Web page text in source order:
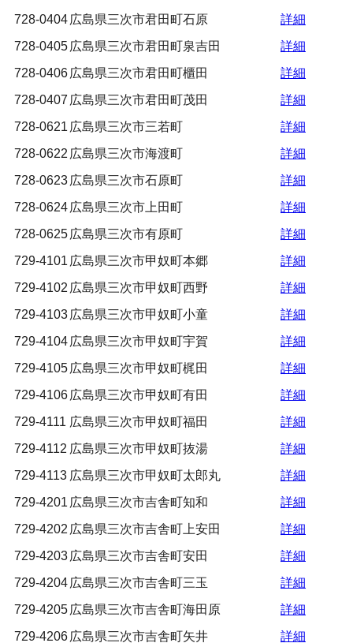
728-0404 広島県三次市君田町石原
詳細
728-0405 広島県三次市君田町泉吉田
詳細
728-0406 広島県三次市君田町櫃田
詳細
728-0407 広島県三次市君田町茂田
詳細
728-0621 広島県三次市三若町
詳細
728-0622 広島県三次市海渡町
詳細
728-0623 広島県三次市石原町
詳細
728-0624 広島県三次市上田町
詳細
728-0625 広島県三次市有原町
詳細
729-4101 広島県三次市甲奴町本郷
詳細
729-4102 広島県三次市甲奴町西野
詳細
729-4103 広島県三次市甲奴町小童
詳細
729-4104 広島県三次市甲奴町宇賀
詳細
729-4105 広島県三次市甲奴町梶田
詳細
729-4106 広島県三次市甲奴町有田
詳細
729-4111 広島県三次市甲奴町福田
詳細
729-4112 広島県三次市甲奴町抜湯
詳細
729-4113 広島県三次市甲奴町太郎丸
詳細
729-4201 広島県三次市吉舎町知和
詳細
729-4202 広島県三次市吉舎町上安田
詳細
729-4203 広島県三次市吉舎町安田
詳細
729-4204 広島県三次市吉舎町三玉
詳細
729-4205 広島県三次市吉舎町海田原
詳細
729-4206 広島県三次市吉舎町矢井 詳細